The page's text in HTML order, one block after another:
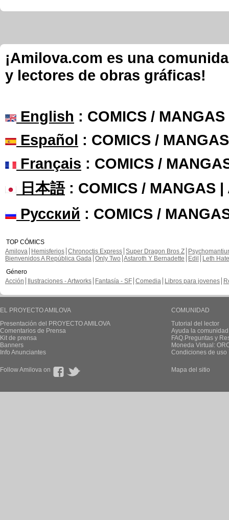
¡Amilova.com es una
y lectores de obras gráficas!
English : COMICS /
Español : COMICS /
Français : COMICS /
日本語: COMICS / MANGAS |
Русский : COMICS /
TOP CÓMICS
Amilova
Hemisferios Chronoctis Express Super Dragon Bros Z
Bienvenidos A República Gada Only Two Astaroth Y Bernadette Edil
Leth Hate
Género
Acción
Ilustraciones - Artworks Fantasía - SF Comedia Libros para jovenes
EL PROYECTO AMILOVA
Presentación del PROYECTO AMILOVA
Comentarios de Prensa
Kit de prensa
Banners
Info Anunciantes
COMUNIDAD
Tutorial del lector
Ayuda la
FAQ.Preguntas y
Moneda Virtual:
Condiciones de uso
Follow Amilova on Mapa del sitio